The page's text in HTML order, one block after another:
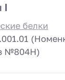
I
белки
№804Н)